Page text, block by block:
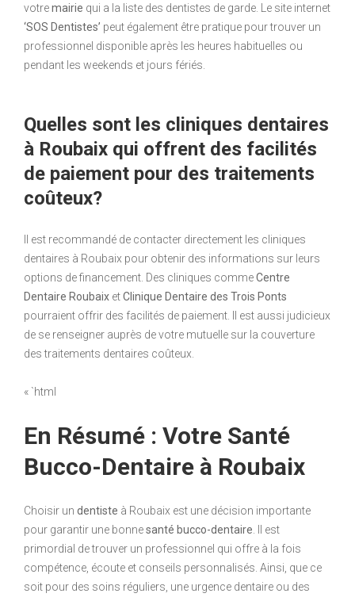
votremairie qui a la liste des dentistes de garde. Le site internet
‘SOS Dentistes’ peut également être pratique pour trouver un
professionnel disponible après les heures habituelles ou
pendant les weekends et jours fériés.
Quelles sont les cliniques dentaires
à Roubaix qui offrent des facilités
de paiement pour des traitements
coûteux?
Il est recommandé de contacter directement les cliniques
dentaires à Roubaix pour obtenir des informations sur leurs
options de financement. Des cliniques commeCentre
Dentaire Roubaix etClinique Dentaire des Trois Ponts
pourraient offrir des facilités de paiement. Il est aussi judicieux
de se renseigner auprès de votre mutuelle sur la couverture
des traitements dentaires coûteux.
« `html
En Résumé : Votre Santé
Bucco-Dentaire à Roubaix
Choisir un dentiste à Roubaix est une décision importante
pour garantir une bonnesanté bucco-dentaire . Il est
primordial de trouver un professionnel qui offre à la fois
compétence, écoute et conseils personnalisés. Ainsi, que ce
soit pour des soins réguliers, une urgence dentaire ou des